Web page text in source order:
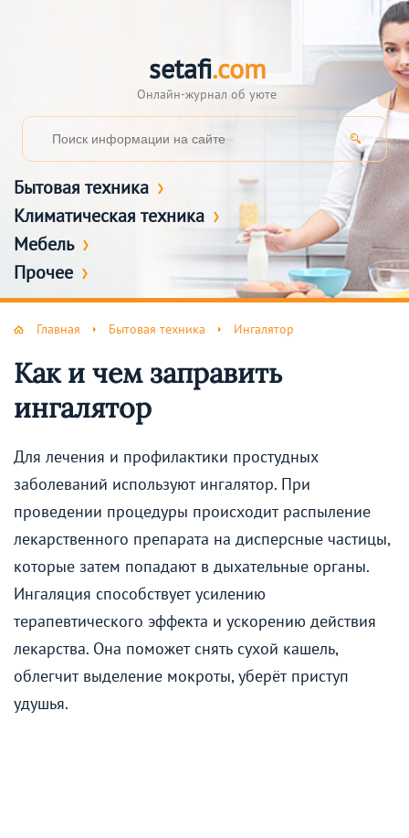
setafi.com
Онлайн-журнал об уюте
Бытовая техника
Климатическая техника
Мебель
Прочее
Главная Бытовая техника Ингалятор
Как и чем заправить
ингалятор
Для лечения и профилактики простудных
заболеваний используют ингалятор. При
проведении процедуры происходит распыление
лекарственного препарата на дисперсные частицы,
которые затем попадают в дыхательные органы.
Ингаляция способствует усилению
терапевтического эффекта и ускорению действия
лекарства. Она поможет снять сухой кашель,
облегчит выделение мокроты, уберёт приступ
удушья.